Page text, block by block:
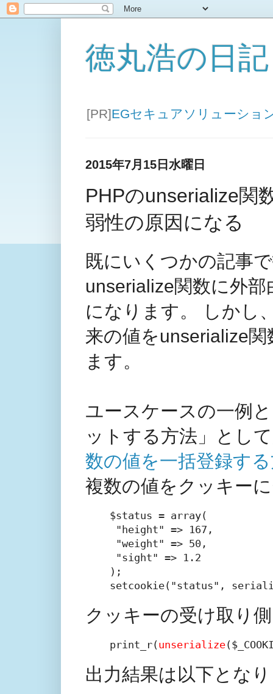
徳丸浩の日記
[PR]EGセキュアソリューショ
2015年7月15日水曜日
PHPのunserialize関
弱性の原因になる
既にいくつかの記事
unserialize関数に外
になります。 しかし
来の値をunserialize
ます。
ユースケースの一例
ットする方法」とし
数の値を一括登録す
複数の値をクッキー
$status = array(
"height" => 167,
"weight" => 50,
"sight" => 1.2
);
setcookie("status",
クッキーの受け取り
print_r(unserialize
出力結果は以下とな